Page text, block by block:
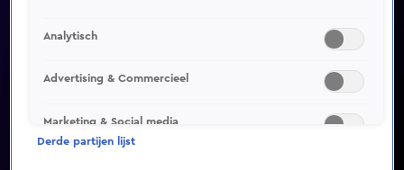
Video helaas niet gevonden
Analytisch
Advertising & Commercieel
Marketing & Social media
Derde partijen lijst